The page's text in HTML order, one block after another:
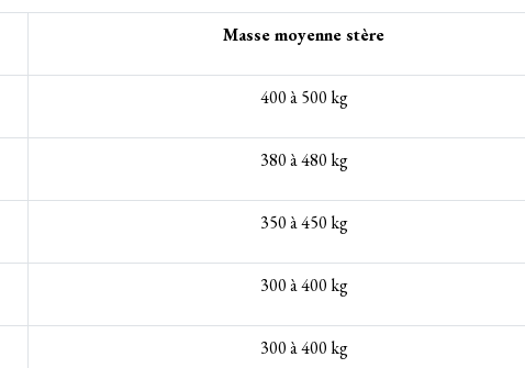
Masse moyenne stère
400 à 500 kg
380 à 480 kg
350 à 450 kg
300 à 400 kg
300 à 400 kg